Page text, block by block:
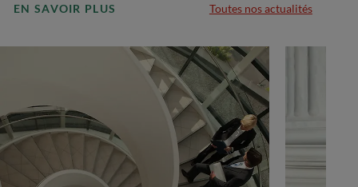
EN SAVOIR PLUS Toutes nos actualités